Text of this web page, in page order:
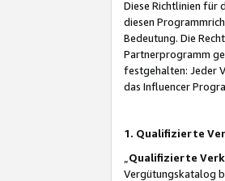
Diese Richtlinien für
diesen
Bedeutung. Die
Partnerprogramm
festgehalten: Jeder
das Influencer
1. Qualifizierte
Qualifizierte
Vergütungskatalog